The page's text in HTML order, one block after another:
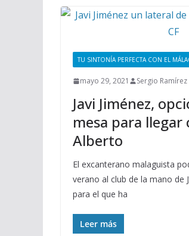
TU SINTONÍA PERFECTA CON EL
mayo 29, 2021 Sergio Ramírez
Javi Jiménez,
mesa para llegar
Alberto
El excanterano malaguista
verano al club de la mano de
para el que ha
Leer más